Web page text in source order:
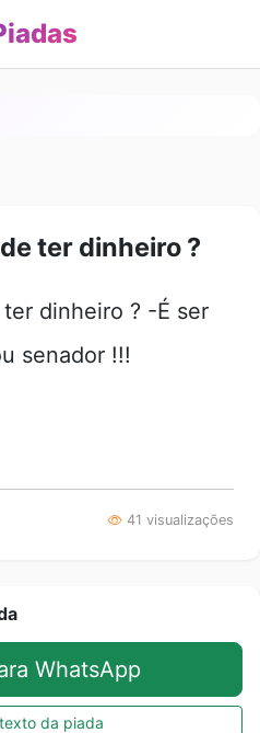
ter dinheiro ?
dinheiro ? -É ser
senador !!!
41 visualizações
WhatsApp
da piada